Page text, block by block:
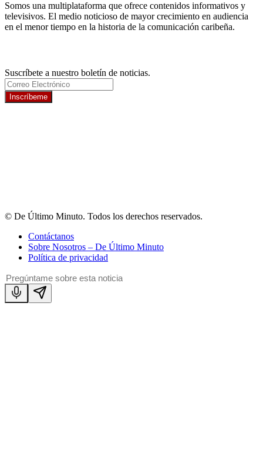
Somos una multiplataforma que ofrece contenidos informativos y
televisivos. El medio noticioso de mayor crecimiento en audiencia
en el menor tiempo en la historia de la comunicación caribeña.
Suscríbete a nuestro boletín de noticias.
Inscríbeme
© De Último Minuto. Todos los derechos reservados.
Contáctanos
Sobre Nosotros – De Último Minuto
Política de privacidad